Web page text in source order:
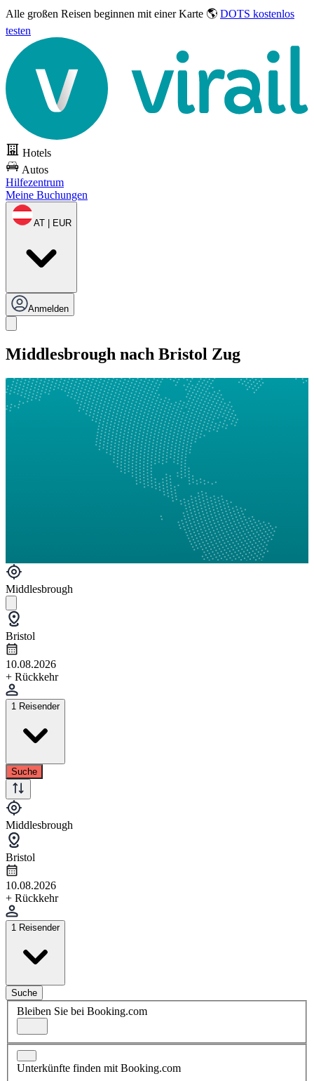
Alle großen Reisen beginnen mit einer Karte 🌎 DOTS kostenlos
testen
Hotels
Autos
Hilfezentrum
Meine Buchungen
AT | EUR
Anmelden
Middlesbrough nach Bristol Zug
Middlesbrough
Bristol
10.08.2026
+ Rückkehr
1 Reisender
Suche
Middlesbrough
Bristol
10.08.2026
+ Rückkehr
1 Reisender
Suche
Bleiben Sie bei Booking.com
Unterkünfte finden mit Booking.com